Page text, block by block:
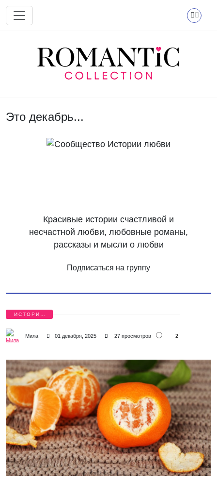
Перейти к основному содержанию
Это декабрь...
Красивые истории счастливой и
несчастной любви, любовные романы,
рассказы и мысли о любви
Подписаться на группу
ИСТОРИИ
Мила 01 декабря, 2025 27 просмотров 2